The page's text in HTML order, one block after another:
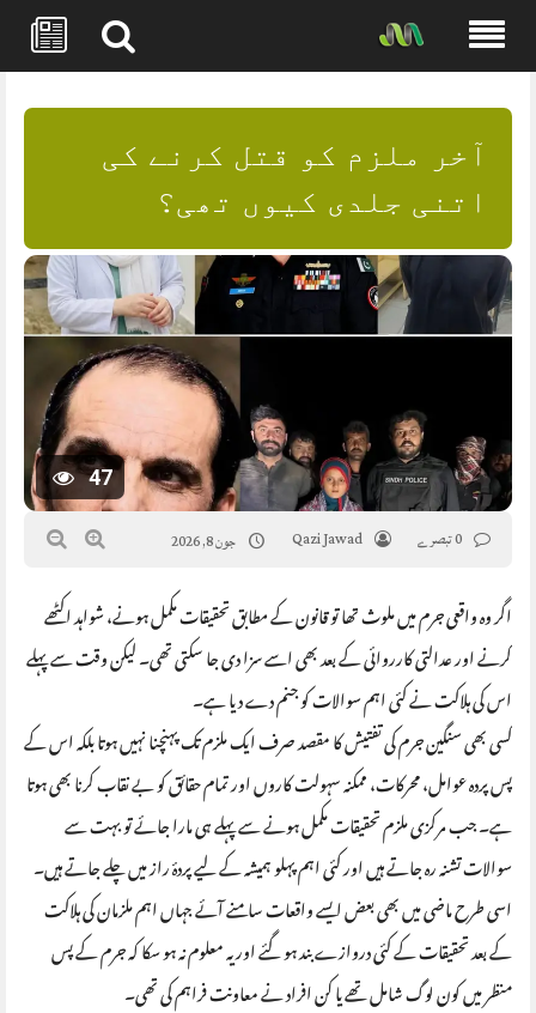
content
آخر ملزم کو قتل کرنے کی
اتنی جلدی کیوں تھی؟
47
Qazi Jawad جون 8, 2026
اگر وہ واقعی جرم میں ملوث تھا تو قانون کے مطابق تحقیقات مکمل ہونے، شواہد اکٹھے
کرنے اور عدالتی کارروائی کے بعد بھی اسے سزا دی جا سکتی تھی۔ لیکن وقت سے پہلے
اس کی ہلاکت نے کئی اہم سوالات کو جنم دے دیا ہے۔
کسی بھی سنگین جرم کی تفتیش کا مقصد صرف ایک ملزم تک پہنچنا نہیں ہوتا بلکہ اس کے
پس پردہ عوامل، محرکات، ممکنہ سہولت کاروں اور تمام حقائق کو بے نقاب کرنا بھی ہوتا
ہے۔ جب مرکزی ملزم تحقیقات مکمل ہونے سے پہلے ہی مارا جائے تو بہت سے
سوالات تشنہ رہ جاتے ہیں اور کئی اہم پہلو ہمیشہ کے لیے پردۂ راز میں چلے جاتے ہیں۔
اسی طرح ماضی میں بھی بعض ایسے واقعات سامنے آئے جہاں اہم ملزمان کی ہلاکت
کے بعد تحقیقات کے کئی دروازے بند ہو گئے اور یہ معلوم نہ ہو سکا کہ جرم کے پس
منظر میں کون لوگ شامل تھے یا کن افراد نے معاونت فراہم کی تھی۔